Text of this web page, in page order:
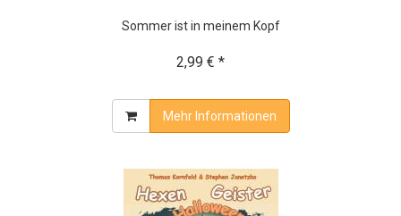
Sommer ist in meinem Kopf
2,99 € *
Mehr Informationen